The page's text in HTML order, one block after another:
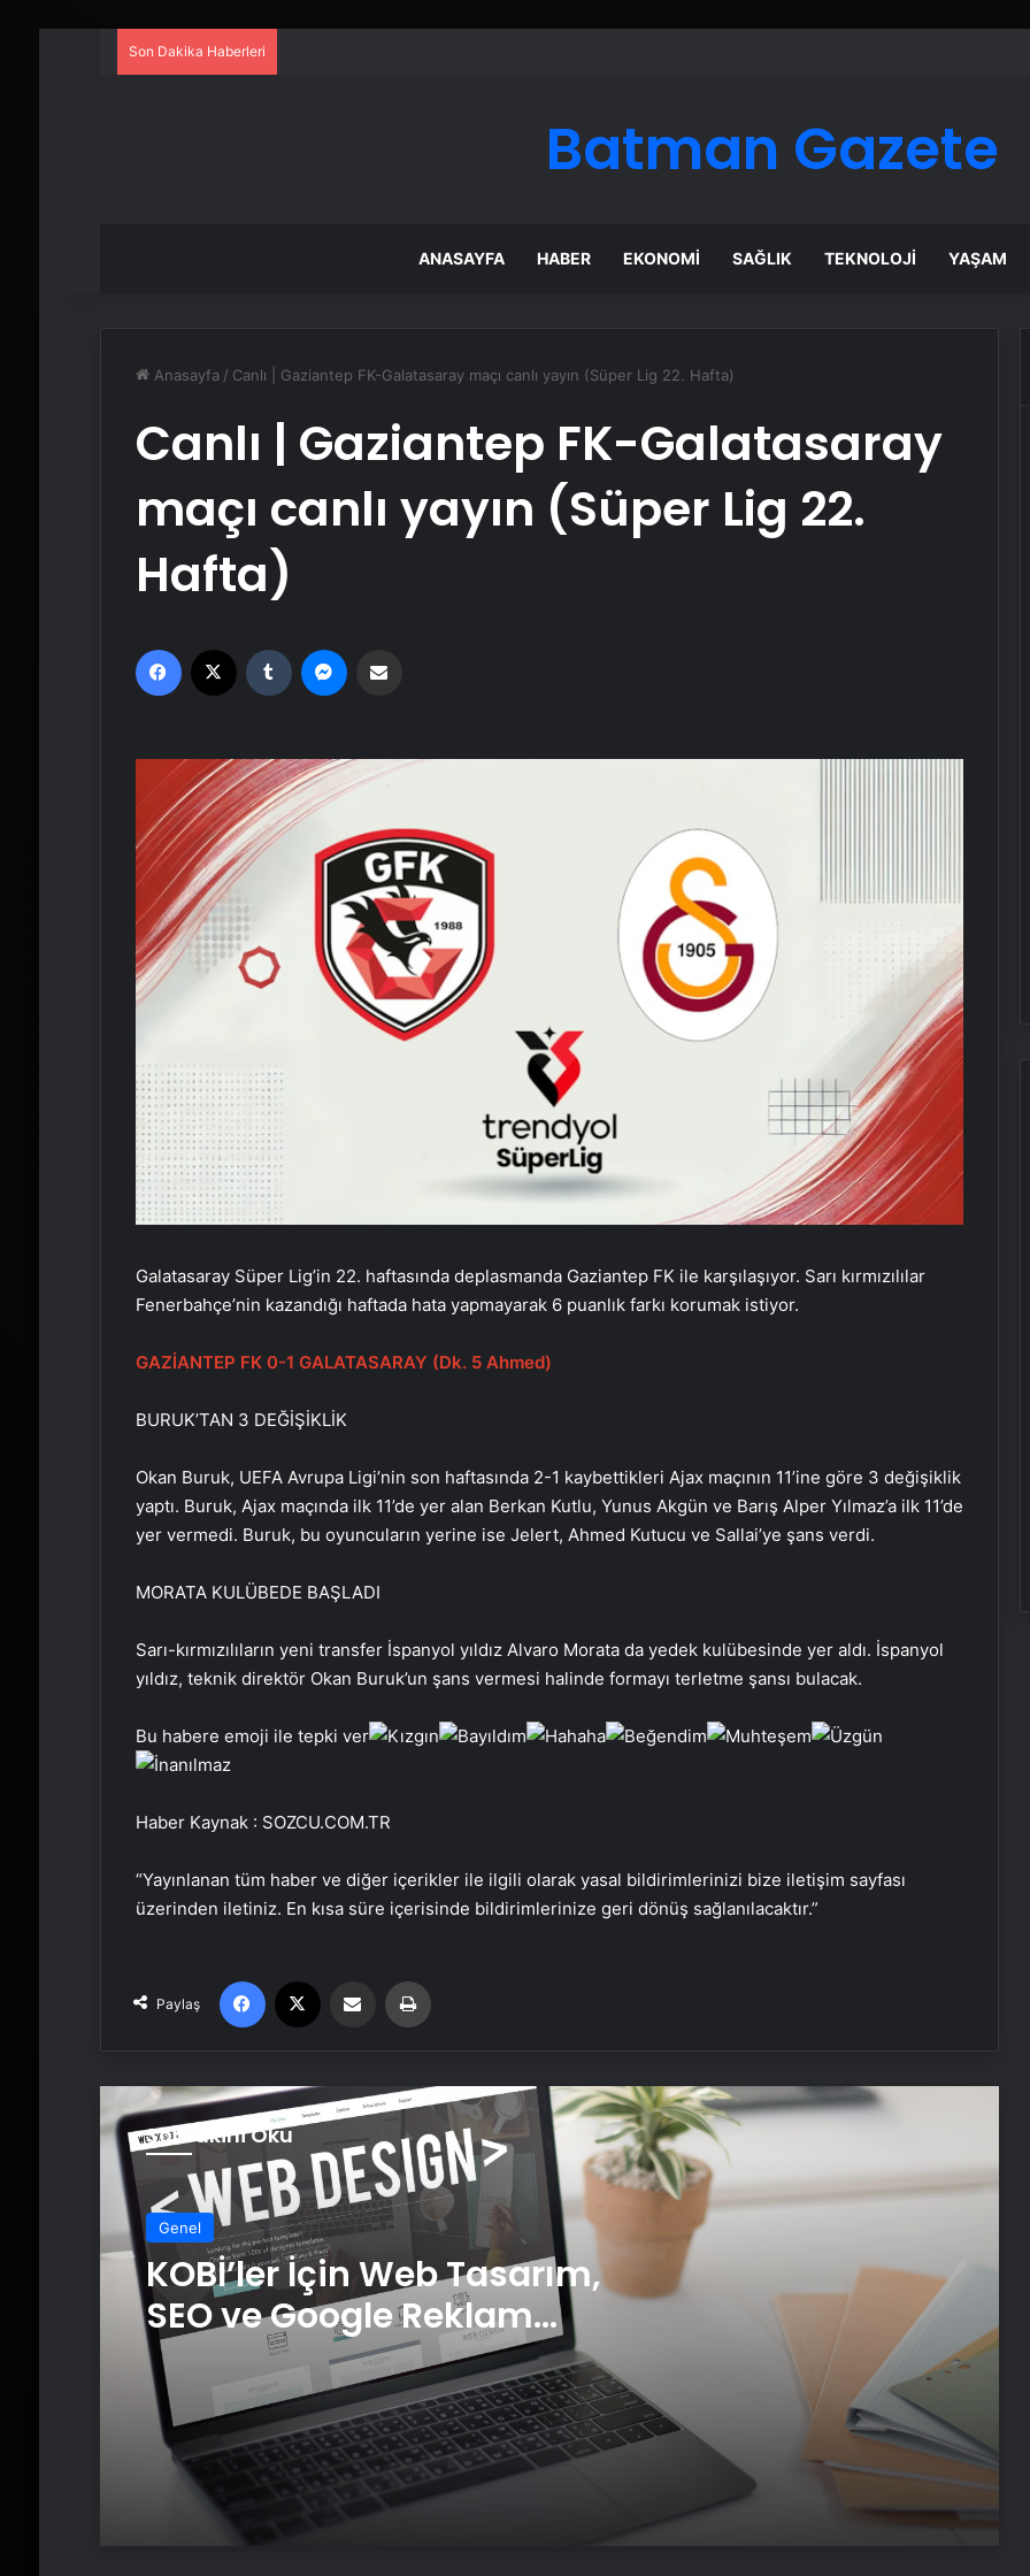
Son Dakika Haberleri
Batman Gazete
ANASAYFA HABER EKONOMI SAĞLIK TEKNOLOJI YAŞAM
Anasayfa / Canlı | Gaziantep FK-Galatasaray maçı canlı yayın (Süper Lig 22. Hafta)
Canlı | Gaziantep FK-Galatasaray
maçı canlı yayın (Süper Lig 22.
Hafta)
Facebook Tumblr
Galatasaray Süper Lig’in 22. haftasında deplasmanda Gaziantep FK ile karşılaşıyor. Sarı kırmızılılar
Fenerbahçe’nin kazandığı haftada hata yapmayarak 6 puanlık farkı korumak istiyor.
GAZİANTEP FK 0-1 GALATASARAY (Dk. 5 Ahmed)
BURUK’TAN 3 DEĞİŞİKLİK
Okan Buruk, UEFA Avrupa Ligi’nin son haftasında 2-1 kaybettikleri Ajax maçının 11’ine göre 3 değişiklik
yaptı. Buruk, Ajax maçında ilk 11’de yer alan Berkan Kutlu, Yunus Akgün ve Barış Alper Yılmaz’a ilk 11’de
yer vermedi. Buruk, bu oyuncuların yerine ise Jelert, Ahmed Kutucu ve Sallai’ye şans verdi.
MORATA KULÜBEDE BAŞLADI
Sarı-kırmızılıların yeni transfer İspanyol yıldız Alvaro Morata da yedek kulübesinde yer aldı. İspanyol
yıldız, teknik direktör Okan Buruk’un şans vermesi halinde formayı terletme şansı bulacak.
Bu habere emoji ile tepki ver
Haber Kaynak : SOZCU.COM.TR
“Yayınlanan tüm haber ve diğer içerikler ile ilgili olarak yasal bildirimlerinizi bize iletişim sayfası
üzerinden iletiniz. En kısa süre içerisinde bildirimlerinize geri dönüş sağlanılacaktır.”
Paylaş
Facebook Email'den paylaş
Sonrakini Oku
Genel
KOBİ’ler İçin Web Tasarım,
SEO ve Google Reklam
Çalışmalarının Önemi
Önemi
Yeni Dünya Düzensizliği Çağında
Türk Dış Politikası ve Hakan Fidan
Faktörü
Datahost İle Güvenilir Sunucu
Hizmetleri
Koyu Renkli Sert Bir Ağaç Türü
Bulmaca Cevabı – Bulmacada Koyu
Renkli Sert Bir Ağaç Türü
Bir Tür Bamya Yemeği Bulmaca
Cevabı – Bulmacada Bir Tür Bamya
Yemeği 5 Harfli Cevap